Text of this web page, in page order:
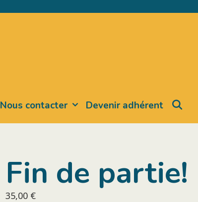
Nous contacter Devenir adhérent
Fin de partie!
35,00 €